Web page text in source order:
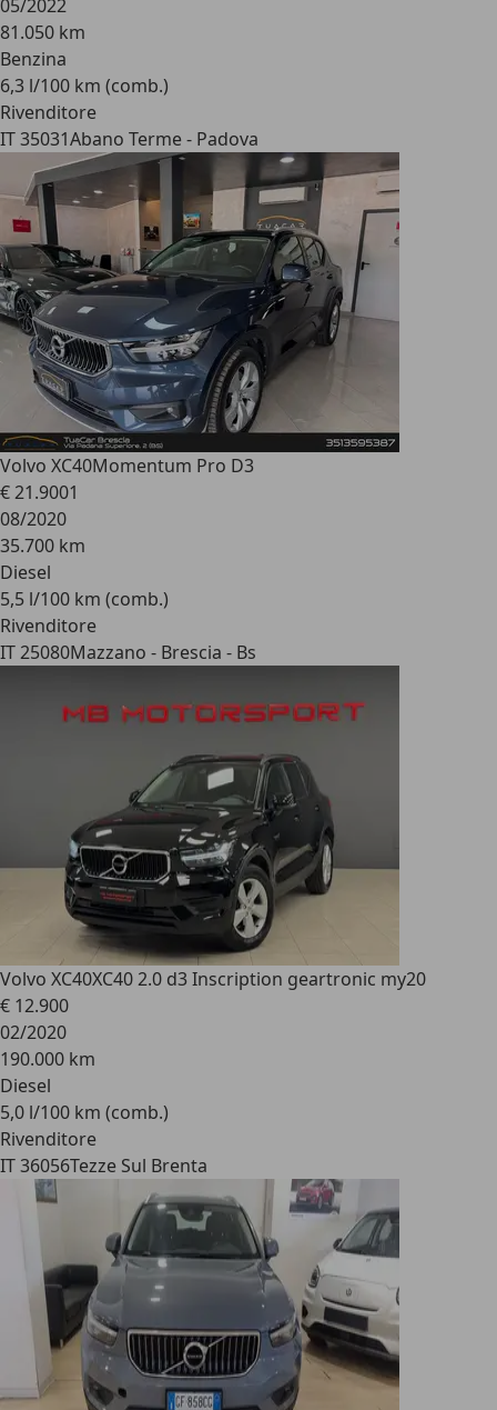
05/2022
81.050 km
Benzina
6,3 l/100 km (comb.)
Rivenditore
IT 35031Abano Terme - Padova
Volvo XC40Momentum Pro D3
€ 21.9001
08/2020
35.700 km
Diesel
5,5 l/100 km (comb.)
Rivenditore
IT 25080Mazzano - Brescia - Bs
Volvo XC40XC40 2.0 d3 Inscription geartronic my20
€ 12.900
02/2020
190.000 km
Diesel
5,0 l/100 km (comb.)
Rivenditore
IT 36056Tezze Sul Brenta